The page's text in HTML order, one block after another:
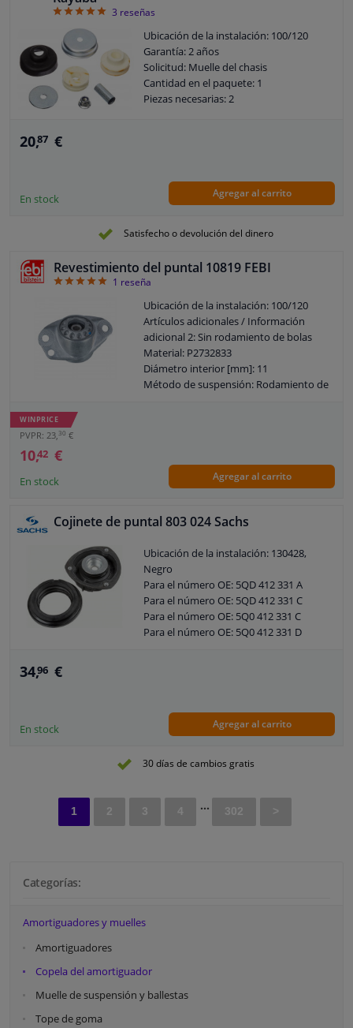
Categorías:
Amortiguadores y muelles
Amortiguadores
Copela del amortiguador
Muelle de suspensión y ballestas
Tope de goma
53 reseñas
Ubicación de la instalación: 100/120
Garantía: 2 años
Solicitud: Muelle del chasis
Cantidad en el paquete: 1
Piezas necesarias: 2
20,87 €
En stock Agregar al carrito
Satisfecho o devolución del dinero
Revestimiento del puntal 10819 FEBI
51 reseña
Ubicación de la instalación: 100/120
Artículos adicionales / Información
adicional 2: Sin rodamiento de bolas
Material: P2732833
Diámetro interior [mm]: 11
Método de suspensión: Rodamiento de
WINPRICE
PVPR: 23,30 €
10,42 €
En stock Agregar al carrito
Cojinete de puntal 803 024 Sachs
Ubicación de la instalación: 130428,
Negro
Para el número OE: 5QD 412 331 A
Para el número OE: 5QD 412 331 C
Para el número OE: 5Q0 412 331 C
Para el número OE: 5Q0 412 331 D
Garantía: 2 años
34,96 €
En stock Agregar al carrito
30 días de cambios gratis
1 2 3 4 ... 302 >